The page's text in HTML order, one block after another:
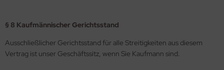
§ 8 Kaufmännischer Gerichtsstand
Ausschließlicher Gerichtsstand für alle Streitigkeiten aus diesem
Vertrag ist unser Geschäftssitz, wenn Sie Kaufmann sind.